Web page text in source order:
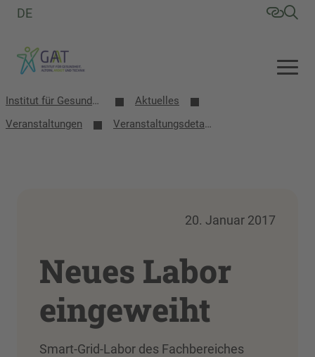
DE
Institut für Gesundheit, Altern, Arbeit und Technik (GAT)
Aktuelles
Veranstaltungen
Veranstaltungsdetails
20. Januar 2017
Neues Labor
eingeweiht
Smart-Grid-Labor des Fachbereiches